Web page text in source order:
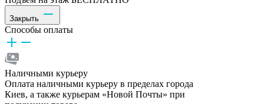
Закрыть
Способы оплаты
Наличными курьеру
Оплата наличными курьеру в пределах города
Киев, а также курьерам «Новой Почты» при